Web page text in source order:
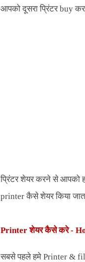
आपको दूसरा प्रिंटर buy
प्रिंटर शेयर करने से आपको
printer कैसे शेयर किया
Printerशेयर कैसे करे -
सबसे पहले हमे Printer &